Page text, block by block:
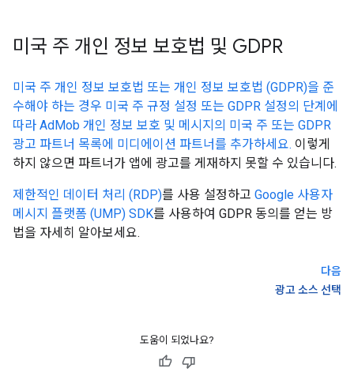
미국 주 개인 정보 보호법 및 GDPR
미국 주 개인 정보 보호법 또는 개인 정보 보호법 (GDPR)을 준
수해야 하는 경우 미국 주 규정 설정 또는 GDPR 설정의 단계에
따라 AdMob 개인 정보 보호 및 메시지의 미국 주 또는 GDPR
광고 파트너 목록에 미디에이션 파트너를 추가하세요. 이렇게
하지 않으면 파트너가 앱에 광고를 게재하지 못할 수 있습니다.
제한적인 데이터 처리 (RDP)를 사용 설정하고 Google 사용자
메시지 플랫폼 (UMP) SDK를 사용하여 GDPR 동의를 얻는 방
법을 자세히 알아보세요.
다음
광고 소스 선택
도움이 되었나요?